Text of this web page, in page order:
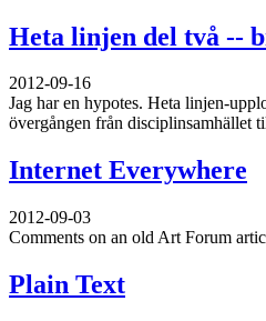
Heta linjen del två --
2012-09-16
Jag har en hypotes. Heta linjen-
övergången från disciplinsamhället
Internet Everywhere
2012-09-03
Comments on an old Art Forum
Plain Text